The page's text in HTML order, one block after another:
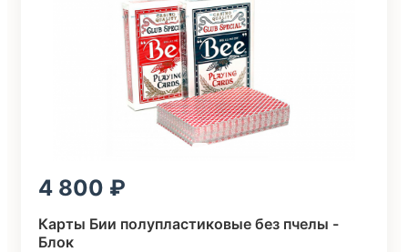
4 800
Карты Бии полупластиковые без пчелы -
Блок